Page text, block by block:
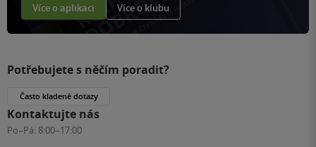
Více o aplikaci Více o klubu
Potřebujete s něčím poradit?
Často kladené dotazy
Kontaktujte nás
Po–Pá: 8:00–17:00